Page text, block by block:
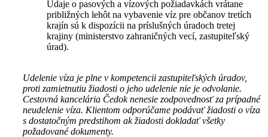
Údaje o pasových a vízových požiadavkách vrátane
približných lehôt na vybavenie víz pre občanov tretích
krajín sú k dispozícii na príslušných úradoch tretej
krajiny (ministerstvo zahraničných vecí, zastupiteľský
úrad).
Udelenie víza je plne v kompetencii zastupiteľských úradov,
proti zamietnutiu žiadosti o jeho udelenie nie je odvolanie.
Cestovná kancelária Čedok nenesie zodpovednosť za prípadné
neudelenie víza. Klientom odporúčame podávať žiadosti o víza
s dostatočným predstihom ak žiadosti dokladať všetky
požadované dokumenty.